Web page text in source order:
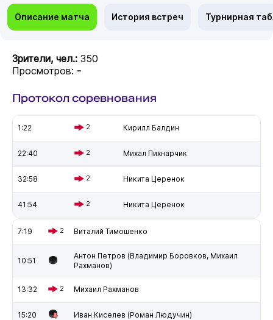
Описание матча История встреч Турнирная
Зрители, чел.: 350
Просмотров: -
Протокол соревнования
1:22 2 Кирилл Балдин
22:40 2 Михал Пихнарчик
32:58 2 Никита Церенок
41:54 2 Никита Церенок
7:19 2 Виталий Тимошенко
10:51
Антон Петров (Владимир Боровков, Михаил
Рахманов)
13:32 2 Михаил Рахманов
15:20 Иван Киселев (Роман Людучин)